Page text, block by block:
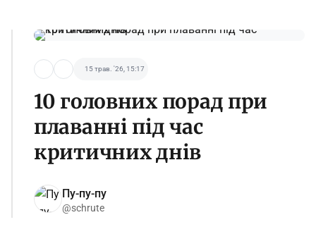
15 трав. '26, 15:17
10 головних порад при
плаванні під час
критичних днів
Пу-пу-пу
@schrute